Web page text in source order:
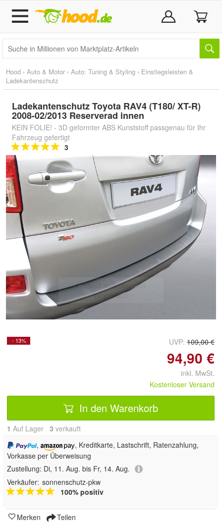
Hood › Auto & Motor › Auto: Tuning & Styling › Einstiegsleisten &
Ladekantenschutz
Ladekantenschutz Toyota RAV4 (T180/ XT-R)
2008-02/2013 Reserverad innen
KEIN FOLIE! - 3D geformter ABS Kunststoff passgenau für Ihr
Fahrzeug gefertigt
3
Doppelt antippen zum
vergrößern
- 13% UVP: 109,00 €
94,90 €
inkl. MwSt.
Kostenloser Versand
In den Warenkorb
1 Auf Lager 3 verkauft
,
, Kreditkarte, Lastschrift, Ratenzahlung,
Vorkasse per Überweisung
Zustellung: Di, 11. Aug. bis Fr, 14. Aug.
Verkäufer: sonnenschutz-pkw
100% positiv
Merken Teilen